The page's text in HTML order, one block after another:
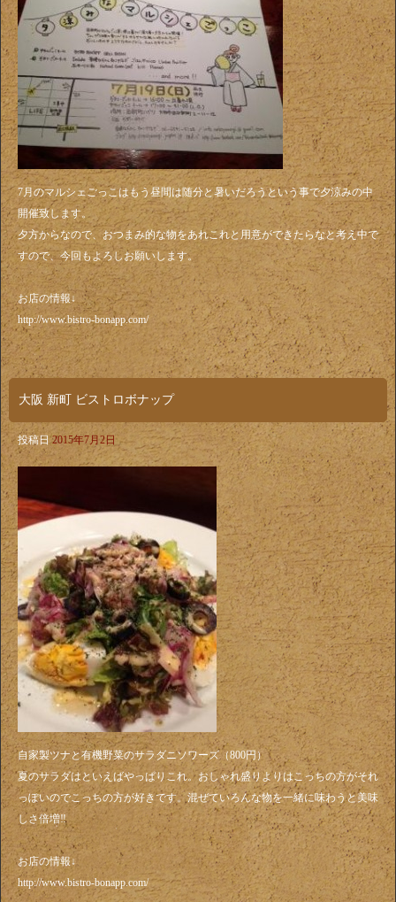
7月のマルシェごっこはもう昼間は随分と暑いだろうという事で夕涼みの中
開催致します。
夕方からなので、おつまみ的な物をあれこれと用意ができたらなと考え中で
すので、今回もよろしお願いします。
お店の情報↓
http://www.bistro-bonapp.com/
大阪 新町 ビストロボナップ
投稿日 2015年7月2日
自家製ツナと有機野菜のサラダニソワーズ（800円）
夏のサラダはといえばやっぱりこれ。おしゃれ盛りよりはこっちの方がそれ
っぽいのでこっちの方が好きです。混ぜていろんな物を一緒に味わうと美味
しさ倍増‼️
お店の情報↓
http://www.bistro-bonapp.com/